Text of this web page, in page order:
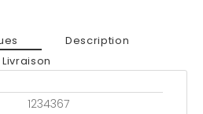
Description
Livraison
1234367